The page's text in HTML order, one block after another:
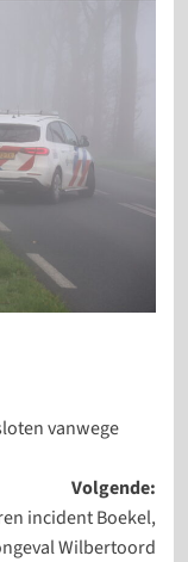
vanwege
Volgende:
incident Boekel,
Wilbertoord